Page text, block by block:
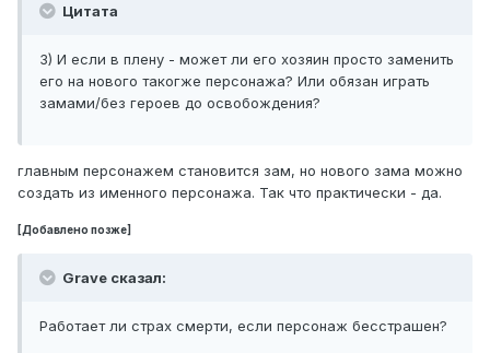
Цитата
3) И если в плену - может ли его хозяин просто заменить
его на нового такогже персонажа? Или обязан играть
замами/без героев до освобождения?
главным персонажем становится зам, но нового зама можно
создать из именного персонажа. Так что практически - да.
[Добавлено позже]
Grave сказал:
Работает ли страх смерти, если персонаж бесстрашен?